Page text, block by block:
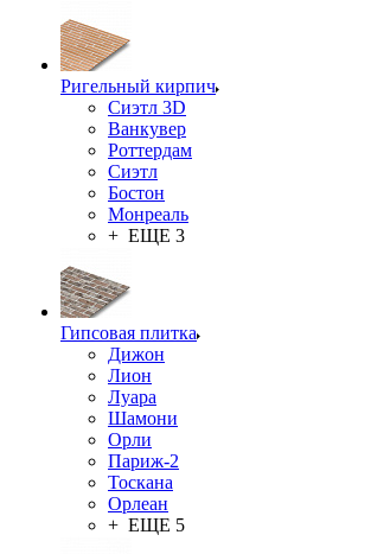
Ригельный кирпич
Сиэтл 3D
Ванкувер
Роттердам
Сиэтл
Бостон
Монреаль
+ ЕЩЕ 3
Гипсовая плитка
Дижон
Лион
Луара
Шамони
Орли
Париж-2
Тоскана
Орлеан
+ ЕЩЕ 5